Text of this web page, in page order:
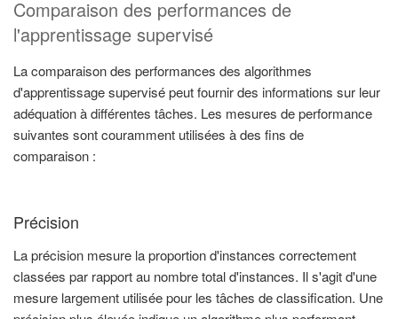
Comparaison des performances de
l'apprentissage supervisé
La comparaison des performances des algorithmes
d'apprentissage supervisé peut fournir des informations sur leur
adéquation à différentes tâches. Les mesures de performance
suivantes sont couramment utilisées à des fins de
comparaison :
Précision
La précision mesure la proportion d'instances correctement
classées par rapport au nombre total d'instances. Il s'agit d'une
mesure largement utilisée pour les tâches de classification. Une